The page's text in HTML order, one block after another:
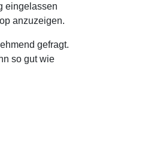
eingelassen
anzuzeigen.
gefragt.
so gut wie